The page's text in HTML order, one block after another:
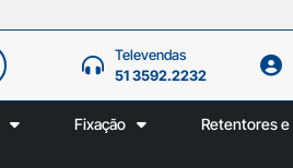
Televendas
51 3592.2232
Fixação Retentores e